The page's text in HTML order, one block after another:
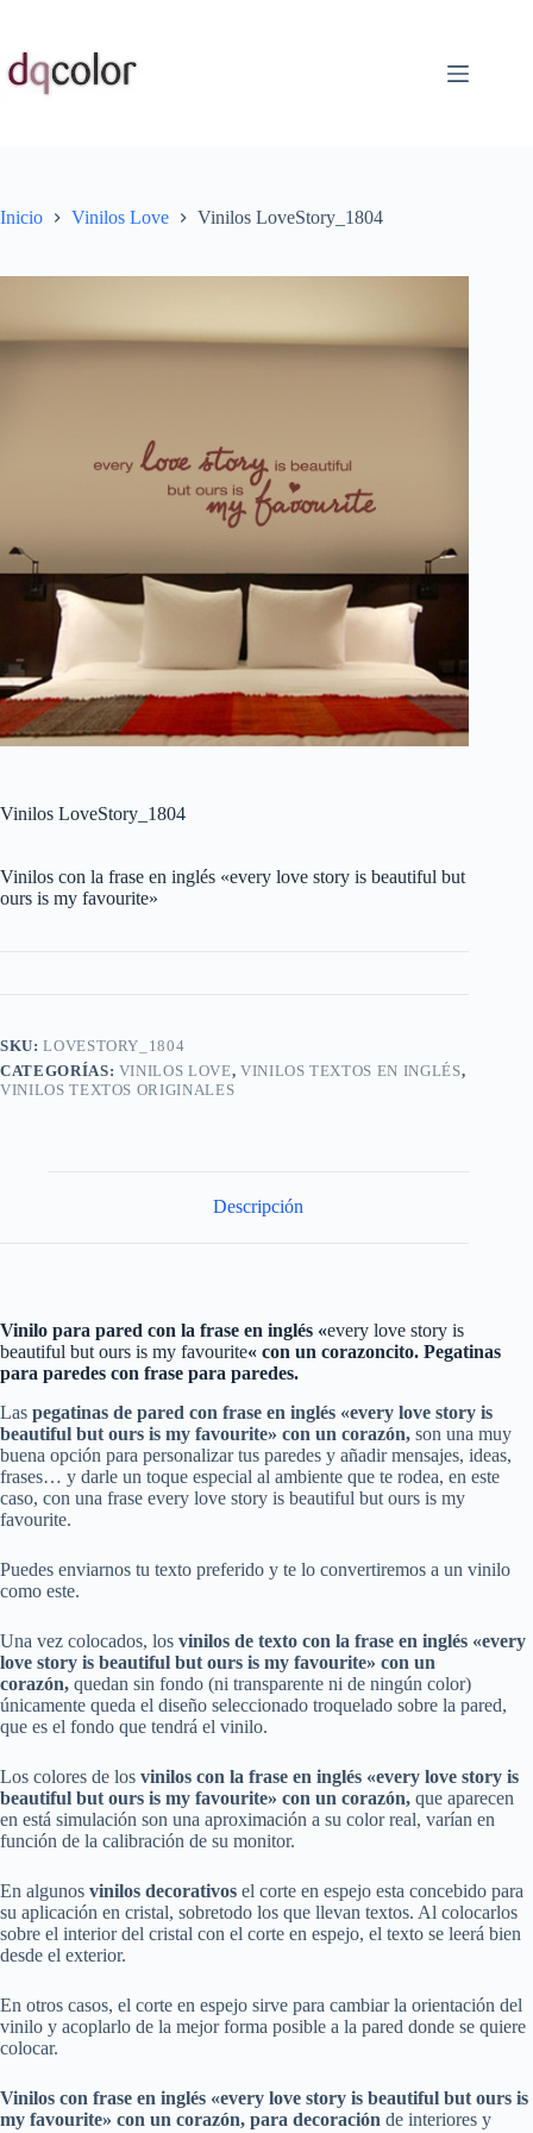
contenido
Inicio Vinilos Love Vinilos LoveStory_1804
Vinilos LoveStory_1804
Vinilos con la frase en inglés «every love story is beautiful but
ours is my favourite»
SKU:LOVESTORY_1804
CATEGORÍAS: VINILOS LOVE, VINILOS TEXTOS EN INGLÉS,
VINILOS TEXTOS ORIGINALES
Descripción
Vinilo para pared con la frase en inglés «every love story is
beautiful but ours is my favourite« con un corazoncito. Pegatinas
para paredes con frase para paredes.
Las pegatinas de pared con frase en inglés «every love story is
beautiful but ours is my favourite» con un corazón, son una muy
buena opción para personalizar tus paredes y añadir mensajes, ideas,
frases… y darle un toque especial al ambiente que te rodea, en este
caso, con una frase every love story is beautiful but ours is my
favourite.
Puedes enviarnos tu texto preferido y te lo convertiremos a un vinilo
como este.
Una vez colocados, los vinilos de texto con la frase en inglés «every
love story is beautiful but ours is my favourite» con un
corazón, quedan sin fondo (ni transparente ni de ningún color)
únicamente queda el diseño seleccionado troquelado sobre la pared,
que es el fondo que tendrá el vinilo.
Los colores de los vinilos con la frase en inglés «every love story is
beautiful but ours is my favourite» con un corazón, que aparecen
en está simulación son una aproximación a su color real, varían en
función de la calibración de su monitor.
En algunos vinilos decorativos el corte en espejo esta concebido para
su aplicación en cristal, sobretodo los que llevan textos. Al colocarlos
sobre el interior del cristal con el corte en espejo, el texto se leerá bien
desde el exterior.
En otros casos, el corte en espejo sirve para cambiar la orientación del
vinilo y acoplarlo de la mejor forma posible a la pared donde se quiere
colocar.
Vinilos con frase en inglés «every love story is beautiful but ours is
my favourite» con un corazón, para decoración de interiores y